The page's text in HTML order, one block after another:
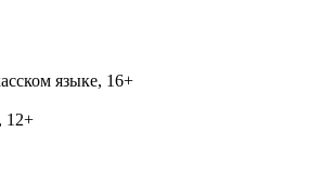
языке, 16+
12+